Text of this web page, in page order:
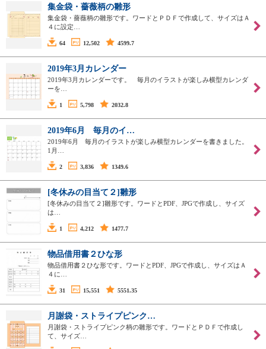
集金袋・薔薇柄の雛形
集金袋・薔薇柄の雛形です。ワードとＰＤＦで作成して、サイズはＡ
４に設定…
64 12,502 4599.7
2019年3月カレンダー
2019年3月カレンダーです。 毎月のイラストが楽しみ横型カレンダ
ーを…
1 5,798 2032.8
2019年6月 毎月のイ…
2019年6月 毎月のイラストが楽しみ横型カレンダーを書きました。
1月…
2 3,836 1349.6
[冬休みの目当て２]雛形
[冬休みの目当て２]雛形です。ワードとPDF、JPGで作成し、サイズ
は…
1 4,212 1477.7
物品借用書２ひな形
物品借用書２ひな形です。ワードとPDF、JPGで作成し、サイズはＡ
４に…
31 15,551 5551.35
月謝袋・ストライプピンク…
月謝袋・ストライプピンク柄の雛形です。ワードとＰＤＦで作成し
て、サイズ…